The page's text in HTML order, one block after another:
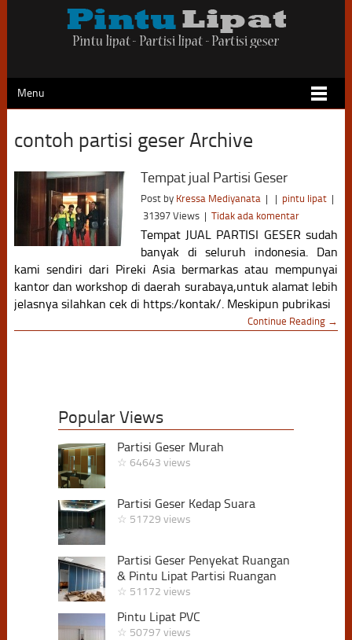
Menu
contoh partisi geser Archive
Tempat jual Partisi Geser
Post by Kressa Mediyanata | | pintu lipat |
31397 Views | Tidak ada komentar
Tempat JUAL PARTISI GESER sudah
banyak di seluruh indonesia. Dan
kami sendiri dari Pireki Asia bermarkas atau mempunyai
kantor dan workshop di daerah surabaya,untuk alamat lebih
jelasnya silahkan cek di https:/kontak/. Meskipun pubrikasi
Continue Reading →
Popular Views
Partisi Geser Murah
☆ 64643 views
Partisi Geser Kedap Suara
☆ 51729 views
Partisi Geser Penyekat Ruangan
& Pintu Lipat Partisi Ruangan
☆ 51172 views
Pintu Lipat PVC
☆ 50797 views